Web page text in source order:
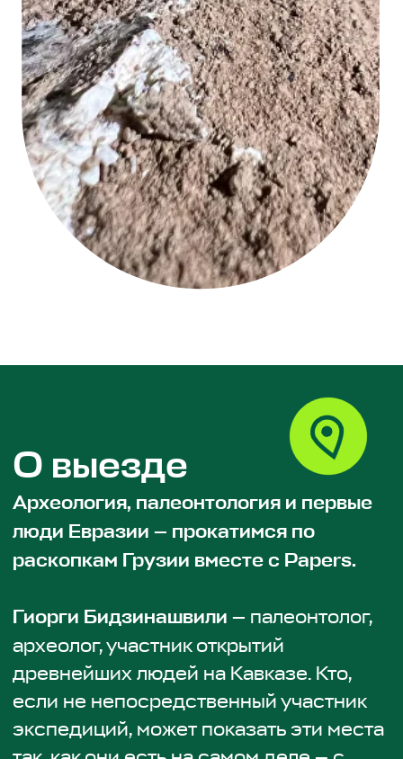
О выезде
Археология, палеонтология и первые
люди Евразии — прокатимся по
раскопкам Грузии вместе с Papers.
Гиорги Бидзинашвили —палеонтолог,
археолог, участник открытий
древнейших людей на Кавказе. Кто,
деталями, которые не попадают в
1. Гадачрили Гора (Марнеули) —
Представьте: 8000 лет назад здесь
уже делали вино. Не миф, не красивая
легенда — а подтверждённый факт.
Археологи нашли неолитические
следы винной кислоты. Анализы
показали: это VI тысячелетие до н. э.
Фактически, стоя здесь, вы находитесь
в точке, где начиналась одна из самых
древних культурных традиций
человечества.